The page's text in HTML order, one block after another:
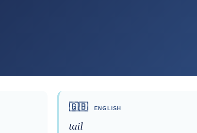
🇬🇧 ENGLISH
tail